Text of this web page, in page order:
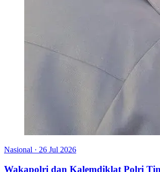
Nasional · 26 Jul 2026
Wakapolri dan Kalemdiklat Polri